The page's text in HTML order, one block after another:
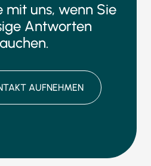
mit uns, wenn Sie
Antworten
AUFNEHMEN